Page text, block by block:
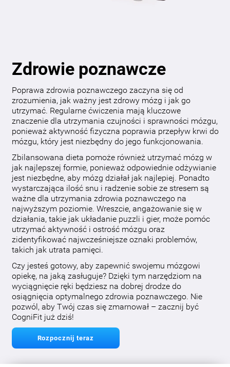
Zdrowie poznawcze
Poprawa zdrowia poznawczego zaczyna się od
zrozumienia, jak ważny jest zdrowy mózg i jak go
utrzymać. Regularne ćwiczenia mają kluczowe
znaczenie dla utrzymania czujności i sprawności mózgu,
ponieważ aktywność fizyczna poprawia przepływ krwi do
mózgu, który jest niezbędny do jego funkcjonowania.
Zbilansowana dieta pomoże również utrzymać mózg w
jak najlepszej formie, ponieważ odpowiednie odżywianie
jest niezbędne, aby mózg działał jak najlepiej. Ponadto
wystarczająca ilość snu i radzenie sobie ze stresem są
ważne dla utrzymania zdrowia poznawczego na
najwyższym poziomie. Wreszcie, angażowanie się w
działania, takie jak układanie puzzli i gier, może pomóc
utrzymać aktywność i ostrość mózgu oraz
zidentyfikować najwcześniejsze oznaki problemów,
takich jak utrata pamięci.
Czy jesteś gotowy, aby zapewnić swojemu mózgowi
opiekę, na jaką zasługuje? Dzięki tym narzędziom na
wyciągnięcie ręki będziesz na dobrej drodze do
osiągnięcia optymalnego zdrowia poznawczego. Nie
pozwól, aby Twój czas się zmarnował – zacznij być
CogniFit już dziś!
Rozpocznij teraz